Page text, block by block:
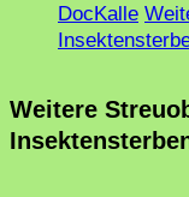
DocKalle
Weitere